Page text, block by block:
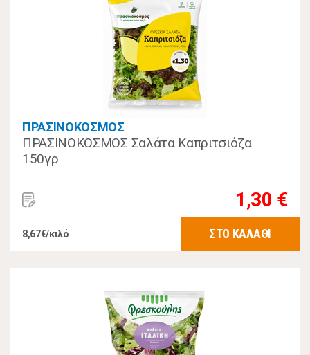
ΠΡΑΣΙΝΟΚΟΣΜΟΣ
ΠΡΑΣΙΝΟΚΟΣΜΟΣ Σαλάτα Καπριτσιόζα
150γρ
1,30 €
8,67€/κιλό ΣΤΟ ΚΑΛΑΘΙ